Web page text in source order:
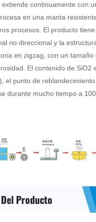
continuamente con
en una manta
procesos. El producto
no direccional y la
en zigzag, con un tamaño
El contenido de SiO2
el punto de
durante mucho tiempo a
Producto